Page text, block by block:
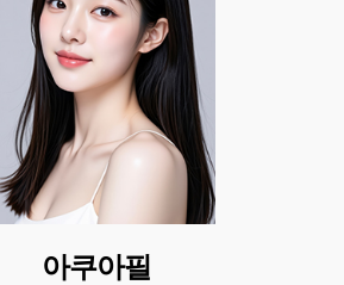
아쿠아필